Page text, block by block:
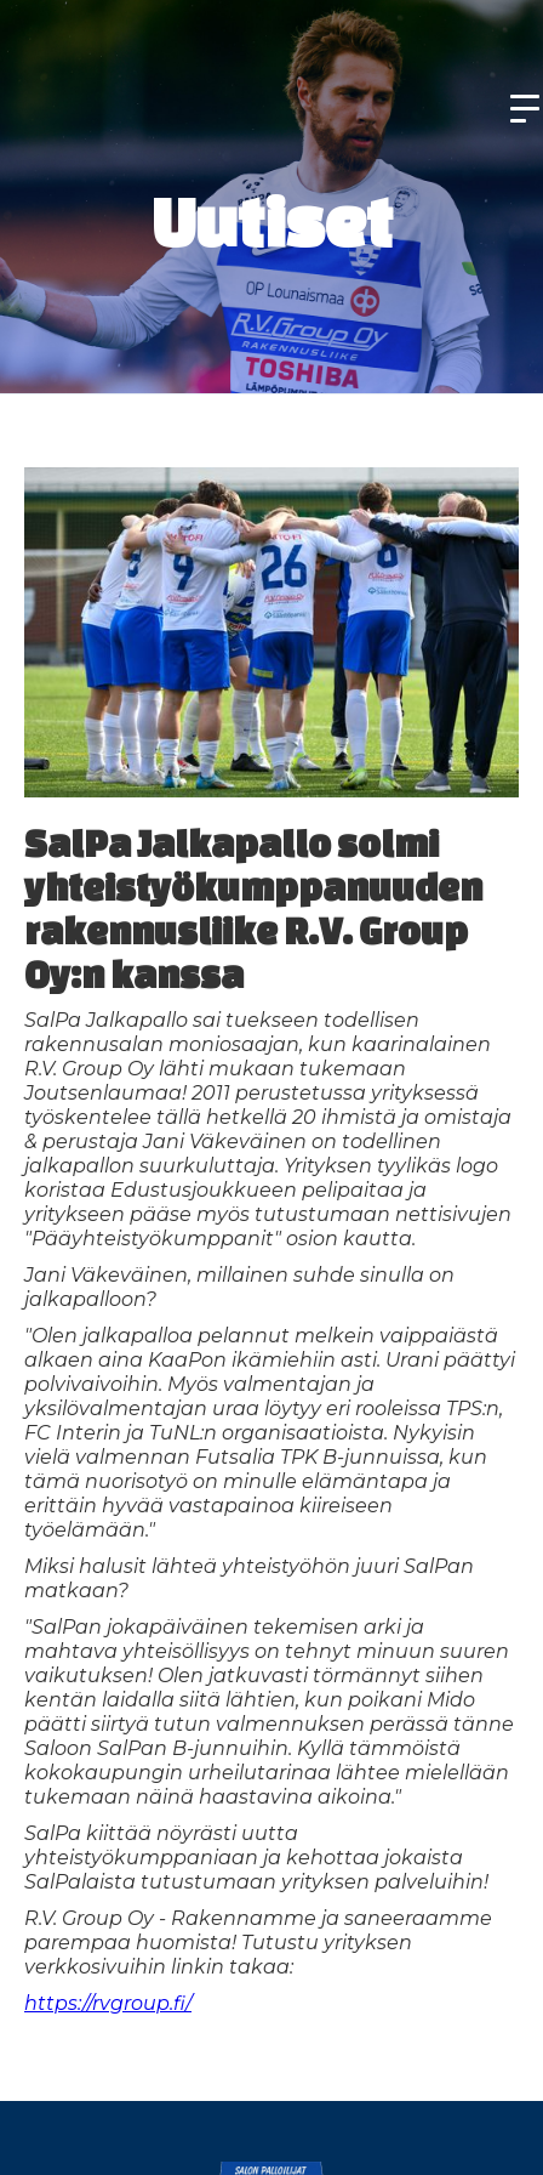
Uutiset
SalPa Jalkapallo solmi
yhteistyökumppanuuden
rakennusliike R.V. Group
Oy:n kanssa
SalPa Jalkapallo sai tuekseen todellisen
rakennusalan moniosaajan, kun kaarinalainen
R.V. Group Oy lähti mukaan tukemaan
Joutsenlaumaa! 2011 perustetussa yrityksessä
työskentelee tällä hetkellä 20 ihmistä ja omistaja
& perustaja Jani Väkeväinen on todellinen
jalkapallon suurkuluttaja. Yrityksen tyylikäs logo
koristaa Edustusjoukkueen pelipaitaa ja
yritykseen pääse myös tutustumaan nettisivujen
"Pääyhteistyökumppanit" osion kautta.
Jani Väkeväinen, millainen suhde sinulla on
jalkapalloon?
"Olen jalkapalloa pelannut melkein vaippaiästä
alkaen aina KaaPon ikämiehiin asti. Urani päättyi
polvivaivoihin. Myös valmentajan ja
yksilövalmentajan uraa löytyy eri rooleissa TPS:n,
FC Interin ja TuNL:n organisaatioista. Nykyisin
vielä valmennan Futsalia TPK B-junnuissa, kun
tämä nuorisotyö on minulle elämäntapa ja
erittäin hyvää vastapainoa kiireiseen
työelämään."
Miksi halusit lähteä yhteistyöhön juuri SalPan
matkaan?
"SalPan jokapäiväinen tekemisen arki ja
mahtava yhteisöllisyys on tehnyt minuun suuren
vaikutuksen! Olen jatkuvasti törmännyt siihen
kentän laidalla siitä lähtien, kun poikani Mido
päätti siirtyä tutun valmennuksen perässä tänne
Saloon SalPan B-junnuihin. Kyllä tämmöistä
kokokaupungin urheilutarinaa lähtee mielellään
tukemaan näinä haastavina aikoina."
SalPa kiittää nöyrästi uutta
yhteistyökumppaniaan ja kehottaa jokaista
SalPalaista tutustumaan yrityksen palveluihin!
R.V. Group Oy - Rakennamme ja saneeraamme
parempaa huomista! Tutustu yrityksen
verkkosivuihin linkin takaa:
https://rvgroup.fi/